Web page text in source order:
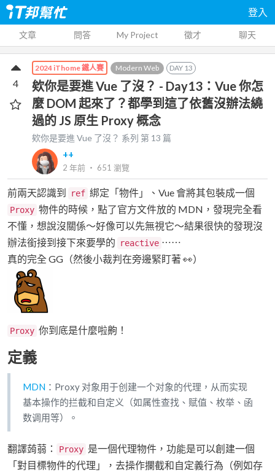
登入
文章 問答 My Project 徵才 聊天
2024 iThome 鐵人賽 Modern Web DAY 13
欸你是要進 Vue 了沒？ - Day13：Vue 你怎
麼 DOM 起來了？都學到這了依舊沒辦法繞
過的 JS 原生 Proxy 概念
欸你是要進 Vue 了沒？ 系列 第 13 篇
++
2 年前 ‧ 651 瀏覽
4
前兩天認識到 ref 綁定「物件」、Vue 會將其包裝成一個
Proxy 物件的時候，點了官方文件放的 MDN，發現完全看
不懂，想說沒關係～好像可以先無視它～結果很快的發現沒
辦法銜接到接下來要學的
reactive ⋯⋯
真的完全 GG（然後小裁判在旁邊緊盯著 👀）
Proxy 你到底是什麼啦齁！
定義
MDN ：Proxy 对象用于创建一个对象的代理，从而实现
基本操作的拦截和自定义（如属性查找、赋值、枚举、函
数调用等）。
翻譯蒟蒻： Proxy 是一個代理物件，功能是可以創建一個
「對目標物件的代理」，去操作攔截和自定義行為（例如存